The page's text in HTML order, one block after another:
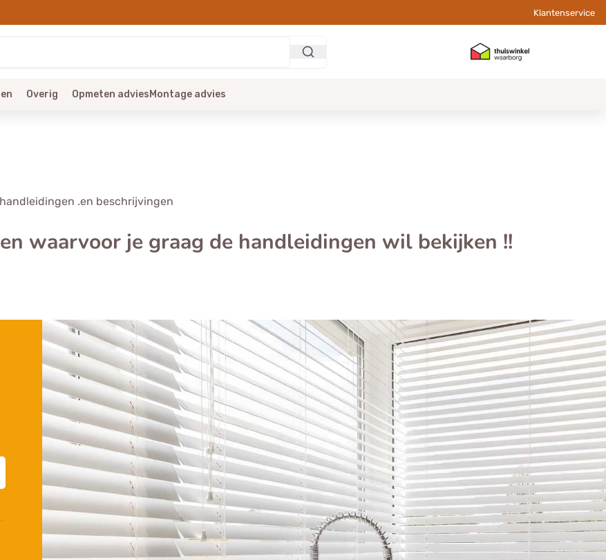
Klantenservice
Overig Opmeten advies Montage advies
.en beschrijvingen
waarvoor je graag de handleidingen wil bekijken !!